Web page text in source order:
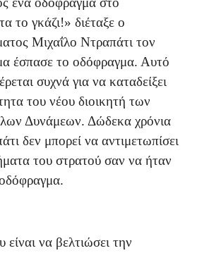
το γκάζι!» διέταξε ο
Μιχαΐλο Ντραπάτι τον
έσπασε το οδόφραγμα. Αυτό
συχνά για να καταδείξει
του νέου διοικητή των
Δυνάμεων. Δώδεκα χρόνια
δεν μπορεί να αντιμετωπίσει
του στρατού σαν να ήταν
να βελτιώσει την